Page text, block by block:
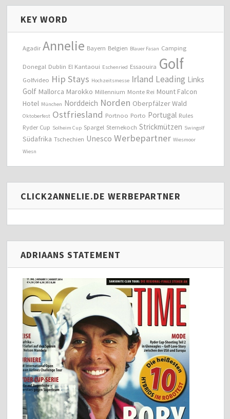
KEY WORD
Agadir Annelie Bayern Belgien Blauer Fasan Camping
Donegal Dublin El Kantaoui Eschenried Essaouira Golf
Golfvideo Hip Stays Hochzeitsmesse Irland Leading Links
Golf Mallorca Marokko Millennium Monte Rei Mount Falcon
Hotel München Norddeich Norden Oberpfälzer Wald
Oktoberfest Ostfriesland Portnoo Porto Portugal Rules
Ryder Cup Solheim Cup Spargel Sternekoch Strickmützen Swingolf
Südafrika Tschechien Unesco Werbepartner Wiesmoor
Wiesn
CLICK2ANNELIE.DE WERBEPARTNER
ADRIAANS STATEMENT